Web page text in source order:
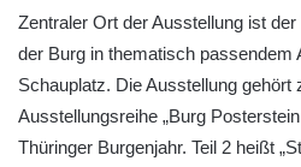
Zentraler Ort der Ausstellung ist
der Burg in thematisch passendem
Schauplatz. Die Ausstellung gehört
Ausstellungsreihe „Burg
Thüringer Burgenjahr. Teil 2 heißt